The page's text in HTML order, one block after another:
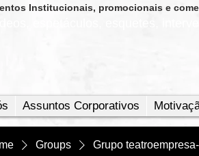
Institucionais, promocionais e
Assuntos Corporativos
Groups Grupo